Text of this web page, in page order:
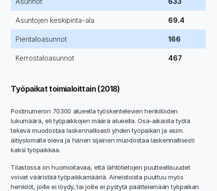
Asuntojen keskipinta-ala 69.4
Pientaloasunnot 166
Kerrostaloasunnot 467
Työpaikat toimialoittain (2018)
Postinumeron 70300 alueella työskentelevien henkilöiden
lukumäärä, eli työpaikkojen määrä alueella. Osa-aikaista työtä
tekevä muodostaa laskennallisesti yhden työpaikan ja esim.
äitiyslomalla oleva ja hänen sijainen muodostaa laskennallisesti
kaksi työpaikkaa.
Tilastossa on huomioitavaa, että lähtötietojen puutteellisuudet
voivat vääristää työpaikkamääriä. Aineistoista puuttuu myös
henkilöt, joille ei löydy, tai joille ei pystytä päättelemään työpaikan